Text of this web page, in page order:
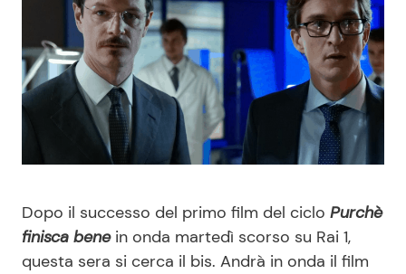
News Musica
News Spettacolo
Benessere
Moda e Style
Cucina e Ricette
Dolci
Dopo il successo del primo film del ciclo Purchè
finisca bene in onda martedì scorso su Rai 1,
questa sera si cerca il bis. Andrà in onda il film